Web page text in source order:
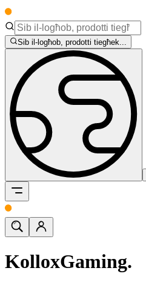
Sib il-logħob, prodotti tiegħek...
KolloxGaming.